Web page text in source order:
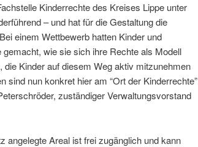
Kinderrechte des Kreises Lippe unter
– und hat für die Gestaltung die
einem Wettbewerb hatten Kinder und
wie sie sich ihre Rechte als Modell
Kinder auf diesem Weg aktiv mitzunehmen
sind nun konkret hier am “Ort der Kinderrechte”
zuständiger Verwaltungsvorstand
angelegte Areal ist frei zugänglich und kann